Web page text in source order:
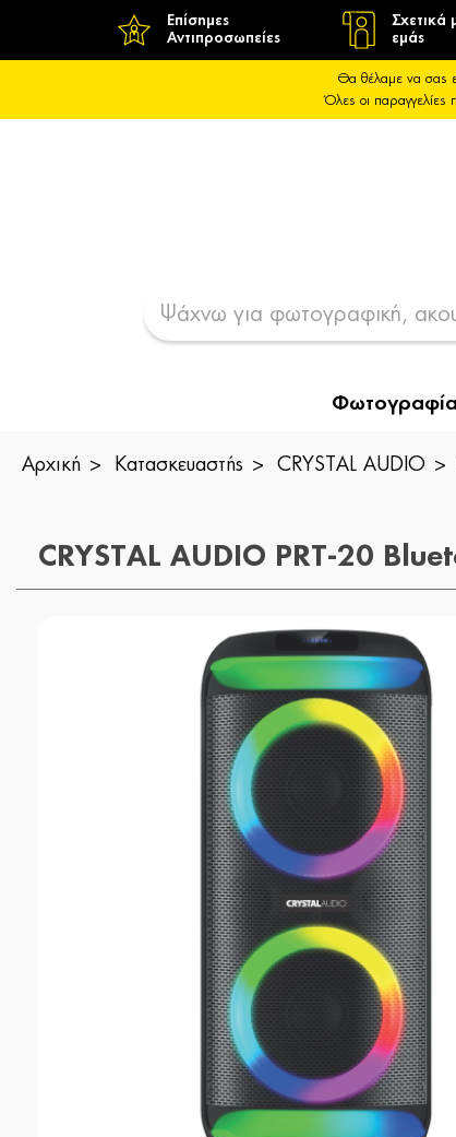
Επίσημες
Αντιπροσωπείες
Σχετικά
εμάς
Θα θέλαμε να σας
Όλες οι
Φωτογραφία
Αρχική Κατασκευαστής CRYSTAL AUDIO
CRYSTAL AUDIO PRT-20